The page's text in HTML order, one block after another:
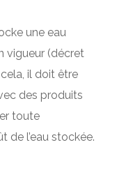
une eau
vigueur (décret
il doit être
des produits
toute
de l’eau stockée.